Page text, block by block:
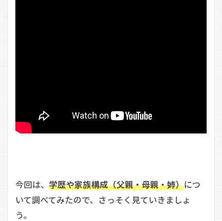
今回は、 学歴や家族構成（父親・母親・姉）につ
いて調べてみたので、さっそく見ていきましょ
う。